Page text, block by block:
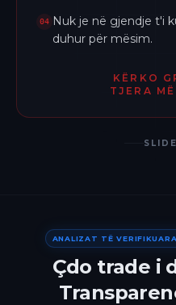
04 Nuk je në gjendje t'i
duhur për mësim.
KËRKO
TJERA
ANALIZAT TË
Çdo trade i